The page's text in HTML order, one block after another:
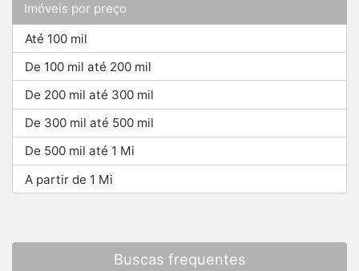
Imóveis por preço
Até 100 mil
De 100 mil até 200 mil
De 200 mil até 300 mil
De 300 mil até 500 mil
De 500 mil até 1 Mi
A partir de 1 Mi
Buscas frequentes